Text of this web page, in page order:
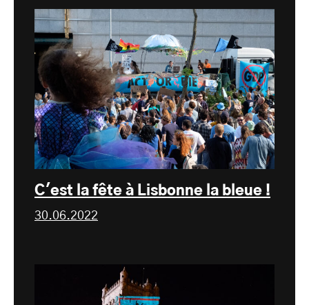
C'est la fête à Lisbonne la bleue !
30.06.2022